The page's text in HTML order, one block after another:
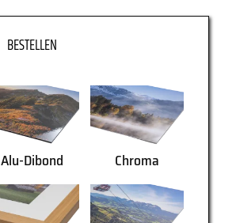
Alu-Dibond Chroma